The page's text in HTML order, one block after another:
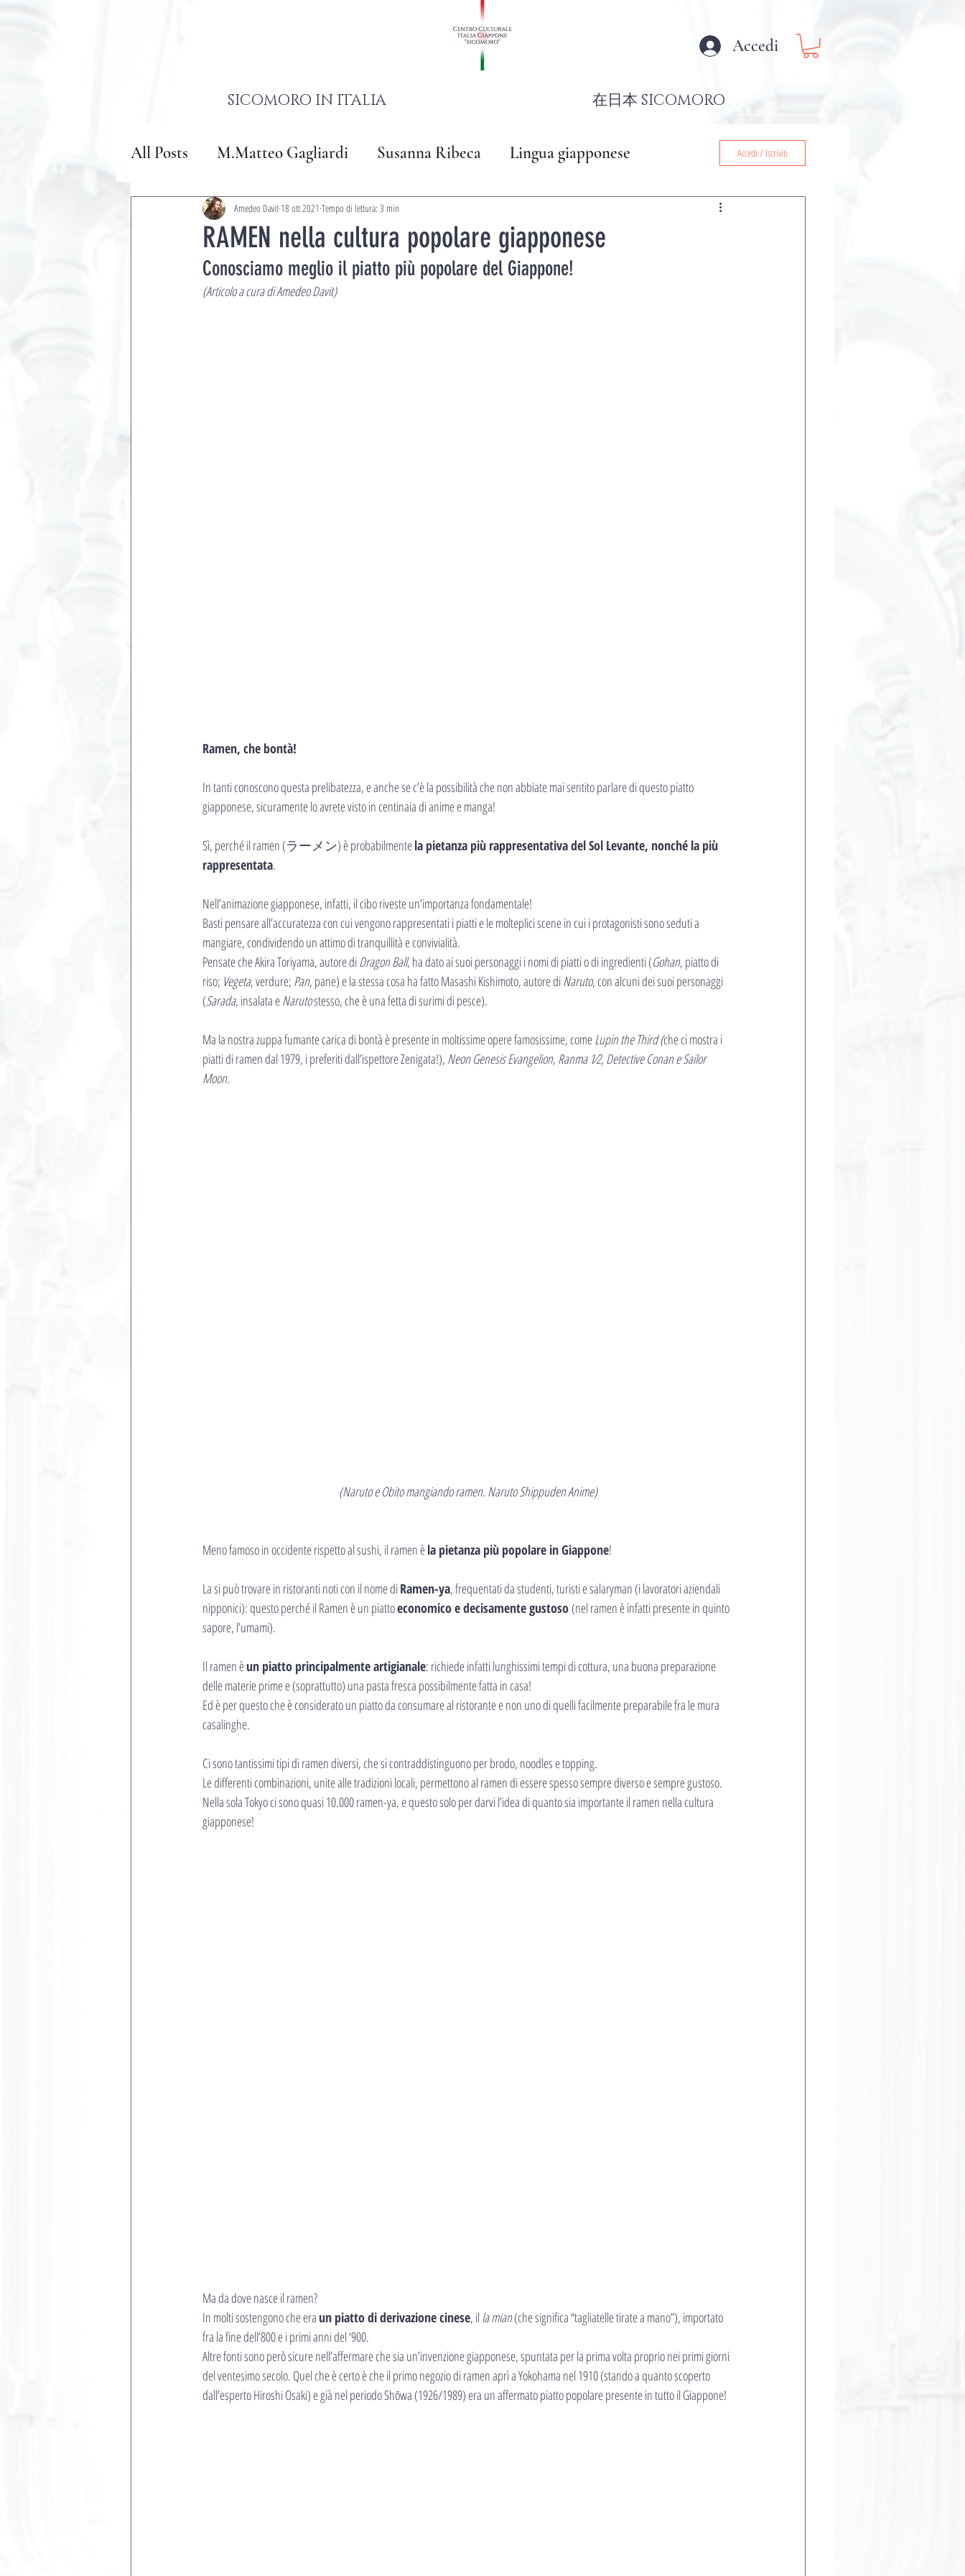
Accedi
SICOMORO IN ITALIA 在日本 SICOMORO
All Posts M.Matteo Gagliardi Susanna Ribeca Lingua giapponese Accedi / Iscriviti
RAMEN nella cultura popolare giapponese
Amedeo Davit 18 ott 2021 Tempo di lettura: 3 min
Conosciamo meglio il piatto più popolare del Giappone!
(Articolo a cura di Amedeo Davit)
Ramen, che bontà!
In tanti conoscono questa prelibatezza, e anche se c’è la possibilità che non abbiate mai sentito parlare di questo piatto
giapponese, sicuramente lo avrete visto in centinaia di anime e manga!
Sì, perché il ramen (ラーメン) è probabilmente la pietanza più rappresentativa del Sol Levante, nonché la più
rappresentata.
Nell’animazione giapponese, infatti, il cibo riveste un’importanza fondamentale!
Basti pensare all’accuratezza con cui vengono rappresentati i piatti e le molteplici scene in cui i protagonisti sono seduti a
mangiare, condividendo un attimo di tranquillità e convivialità.
Pensate che Akira Toriyama, autore di Dragon Ball, ha dato ai suoi personaggi i nomi di piatti o di ingredienti (Gohan, piatto di
riso; Vegeta, verdure; Pan, pane) e la stessa cosa ha fatto Masashi Kishimoto, autore di Naruto, con alcuni dei suoi personaggi
(Sarada, insalata e Naruto stesso, che è una fetta di surimi di pesce).
Ma la nostra zuppa fumante carica di bontà è presente in moltissime opere famosissime, come Lupin the Third (che ci mostra i
piatti di ramen dal 1979, i preferiti dall’ispettore Zenigata!), Neon Genesis Evangelion, Ranma 1⁄2, Detective Conan e Sailor
Moon.
(Naruto e Obito mangiando ramen. Naruto Shippuden Anime)
Meno famoso in occidente rispetto al sushi, il ramen è la pietanza più popolare in Giappone!
La si può trovare in ristoranti noti con il nome di Ramen-ya, frequentati da studenti, turisti e salaryman (i lavoratori aziendali
nipponici): questo perché il Ramen è un piatto economico e decisamente gustoso (nel ramen è infatti presente in quinto
sapore, l’umami).
Il ramen è un piatto principalmente artigianale: richiede infatti lunghissimi tempi di cottura, una buona preparazione
delle materie prime e (soprattutto) una pasta fresca possibilmente fatta in casa!
Ed è per questo che è considerato un piatto da consumare al ristorante e non uno di quelli facilmente preparabile fra le mura
casalinghe.
Ci sono tantissimi tipi di ramen diversi, che si contraddistinguono per brodo, noodles e topping.
Le differenti combinazioni, unite alle tradizioni locali, permettono al ramen di essere spesso sempre diverso e sempre gustoso.
Nella sola Tokyo ci sono quasi 10.000 ramen-ya, e questo solo per darvi l’idea di quanto sia importante il ramen nella cultura
giapponese!
Ma da dove nasce il ramen?
In molti sostengono che era un piatto di derivazione cinese, il la mian (che significa “tagliatelle tirate a mano”), importato
fra la fine dell’800 e i primi anni del ‘900.
Altre fonti sono però sicure nell’affermare che sia un’invenzione giapponese, spuntata per la prima volta proprio nei primi giorni
del ventesimo secolo. Quel che è certo è che il primo negozio di ramen aprì a Yokohama nel 1910 (stando a quanto scoperto
dall’esperto Hiroshi Osaki) e già nel periodo Shōwa (1926/1989) era un affermato piatto popolare presente in tutto il Giappone!